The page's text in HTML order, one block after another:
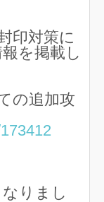
印対策に
を掲載し
の追加攻
りまし